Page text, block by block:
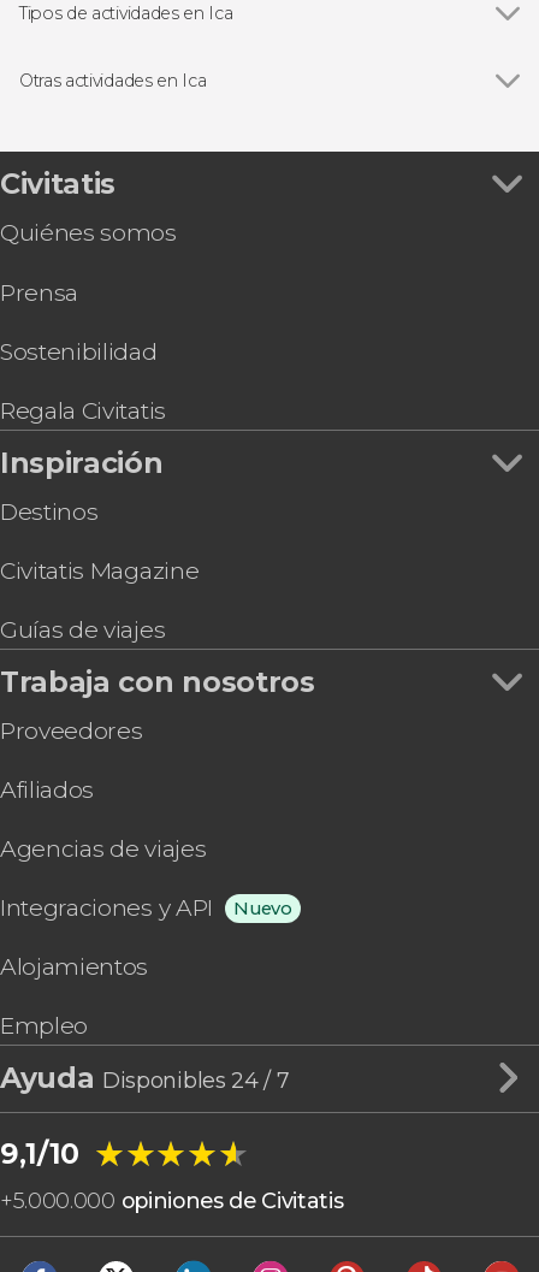
Tipos de actividades en Ica
Excursiones de un día
Visitas guiadas y free tours
Otras actividades en Ica
aeródromo de Nazca
Cena con espectáculo folclórico y cata de piscos
Tour en quad por el desierto de Ica
Tour de 3 días por Nazca, Ica y Paracas
Paseo a caballo por la hacienda de La Caravedo
Civitatis
Quiénes somos
Prensa
Sostenibilidad
Regala Civitatis
Inspiración
Destinos
Civitatis Magazine
Guías de viajes
Trabaja con nosotros
Proveedores
Afiliados
Agencias de viajes
Integraciones y API Nuevo
Alojamientos
Empleo
Ayuda Disponibles 24 / 7
9,1/10 ★★★★★
★★★★★
+5.000.000 opiniones de Civitatis